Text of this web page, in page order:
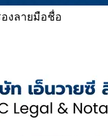
งลายมือชื่อ